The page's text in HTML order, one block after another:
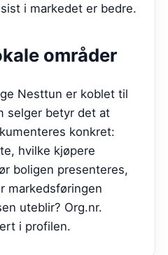
i markedet er bedre.
områder
Nesttun er koblet til
selger betyr det at
konkret:
hvilke kjøpere
boligen presenteres,
markedsføringen
uteblir? Org.nr.
i profilen.